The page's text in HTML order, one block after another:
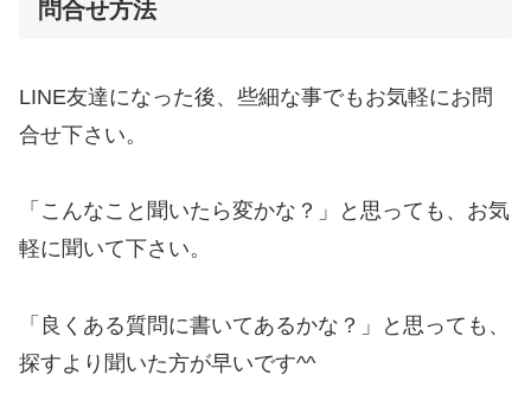
問合せ方法
LINE友達になった後、些細な事でもお気軽にお問
合せ下さい。
「こんなこと聞いたら変かな？」と思っても、お気
軽に聞いて下さい。
「良くある質問に書いてあるかな？」と思っても、
探すより聞いた方が早いです^^